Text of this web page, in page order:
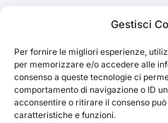
Gestisci
Per fornire le migliori esperienze,
per memorizzare e/o accedere alle
consenso a queste tecnologie ci
comportamento di navigazione o ID
acconsentire o ritirare il consenso
caratteristiche e funzioni.